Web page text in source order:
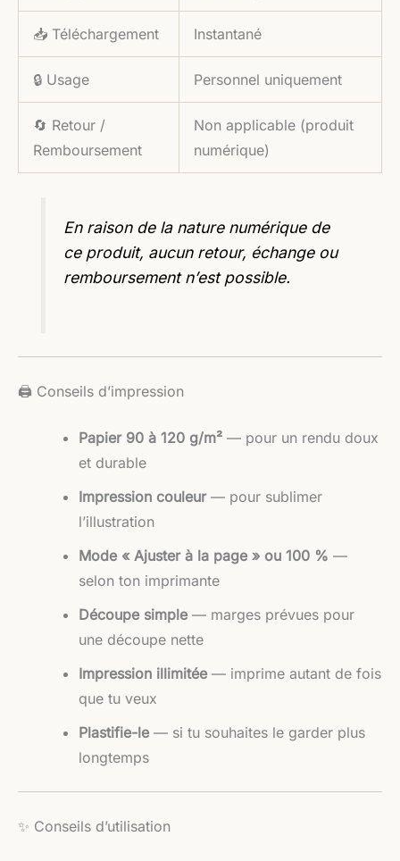
📥 Téléchargement Instantané
🔒 Usage Personnel uniquement
🔄 Retour /
Remboursement
Non applicable (produit
numérique)
En raison de la nature numérique de
ce produit, aucun retour, échange ou
remboursement n’est possible.
🖨️ Conseils d’impression
Papier 90 à 120 g/m² — pour un rendu doux
et durable
Impression couleur— pour sublimer
l’illustration
Mode « Ajuster à la page » ou 100 % —
selon ton imprimante
Découpe simple— marges prévues pour
une découpe nette
Impression illimitée— imprime autant de fois
que tu veux
Plastifie-le— si tu souhaites le garder plus
longtemps
✨ Conseils d’utilisation